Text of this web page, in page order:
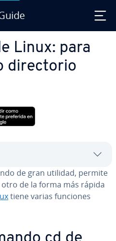
Linux: para
di­re­c­to­rio
LinkedIn
de gran utilidad, permite
de la forma más rápida
tiene varias funciones